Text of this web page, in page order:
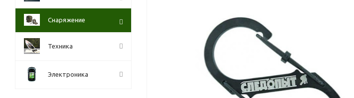
Снаряжение
Техника
Электроника